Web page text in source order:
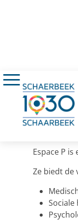
Espace P
Ze biedt de